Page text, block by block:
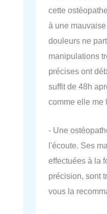
cette
à une
douleurs ne
manipulations
précises ont
suffit de 48h
comme elle me
- Une
l'écoute. Ses
effectuées à la
précision, sont
vous la